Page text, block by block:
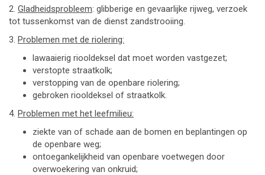
2. Gladheidsprobleem: glibberige en gevaarlijke rijweg, verzoek
tot tussenkomst van de dienst zandstrooiing.
3. Problemen met de riolering:
lawaaierig riooldeksel dat moet worden vastgezet;
verstopte straatkolk;
verstopping van de openbare riolering;
gebroken riooldeksel of straatkolk.
4. Problemen met het leefmilieu:
ziekte van of schade aan de bomen en beplantingen op
de openbare weg;
ontoegankelijkheid van openbare voetwegen door
overwoekering van onkruid;